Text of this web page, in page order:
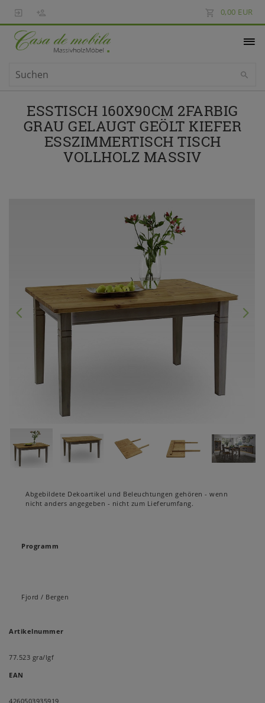
0,00 EUR
ESSTISCH 160X90CM 2FARBIG
GRAU GELAUGT GEÖLT KIEFER
ESSZIMMERTISCH TISCH
VOLLHOLZ MASSIV
Abgebildete Dekoartikel und Beleuchtungen gehören - wenn
nicht anders angegeben - nicht zum Lieferumfang.
Programm
Fjord / Bergen
Artikelnummer
77.523 gra/lgf
EAN
4260503935919